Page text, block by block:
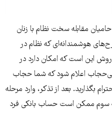
مقابله سخت نظام با زنان
در تشریح طرح‌های هوشمندانه‌ای که نظام در
این است که امکان دارد در
بی‌حجاب اعلام شود که شما حجاب
بگذارید. بعد از تذکر، وارد مرحله
سوم ممکن است حساب بانکی فرد